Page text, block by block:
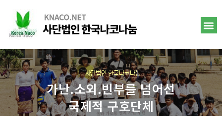
사단법인 한국나코나눔
가난.소외.빈부를 넘어선
국제적 구호단체